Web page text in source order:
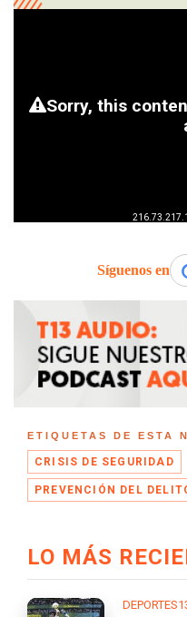
Síguenos en
ETIQUETAS DE ESTA
CRISIS DE SEGURIDAD
PREVENCIÓN DEL
LO MÁS